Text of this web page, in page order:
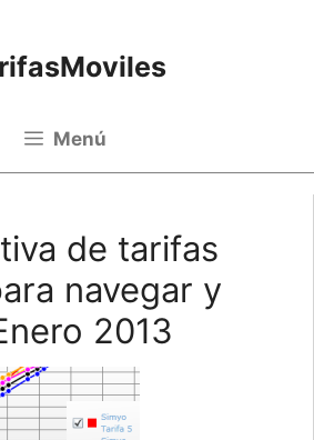
Menú
de tarifas
navegar y
2013